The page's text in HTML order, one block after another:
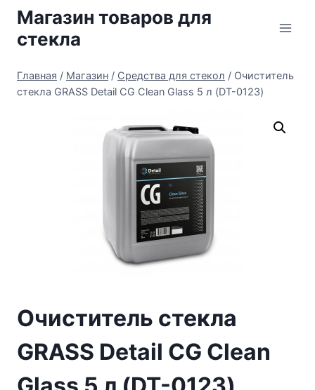
Перейти
содержимому
Магазин товаров для
стекла
Главная / Магазин / Средства для стекол / Очиститель
стекла GRASS Detail СG Clean Glass 5 л (DT-0123)
Очиститель стекла
GRASS Detail СG Clean